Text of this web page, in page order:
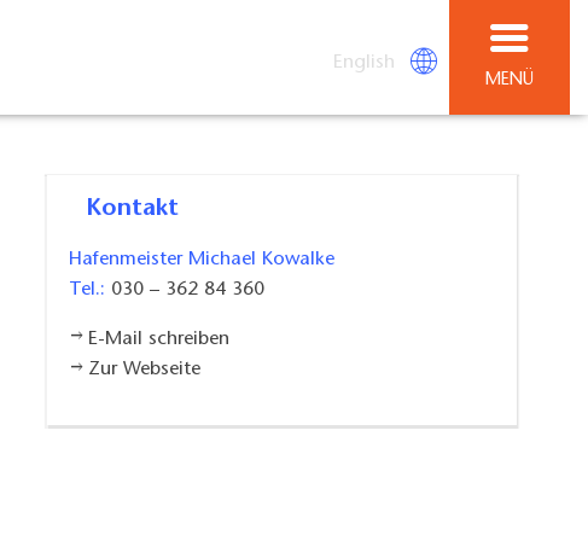
English
MENÜ
Kontakt
Hafenmeister Michael Kowalke
Tel.: 030 – 362 84 360
E-Mail schreiben
Zur Webseite